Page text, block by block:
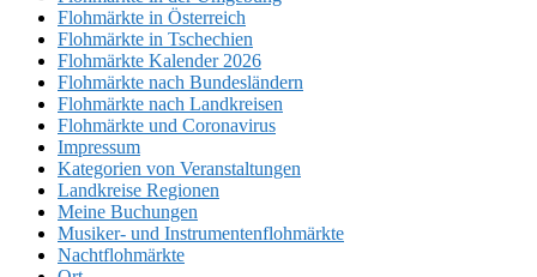
Flohmärkte in Österreich
Flohmärkte in Tschechien
Flohmärkte Kalender 2026
Flohmärkte nach Bundesländern
Flohmärkte nach Landkreisen
Flohmärkte und Coronavirus
Impressum
Kategorien von Veranstaltungen
Landkreise Regionen
Meine Buchungen
Musiker- und Instrumentenflohmärkte
Nachtflohmärkte